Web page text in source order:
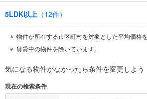
5LDK以上 （12件）
物件が所在する市区町村を対象とした平均価格
賃貸中の物件を除いています。
気になる物件がなかったら条件を変更しよう
現在の検索条件